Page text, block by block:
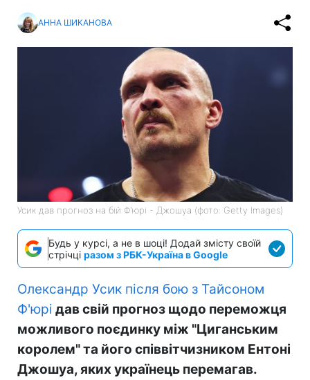
АННА ШИКАНОВА
Усик дав прогноз на бій Ф'юрі - Джошуа (фото: Getty Images)
Будь у курсі, а не в шоці! Додай змісту своїй
стрічці разом з РБК-Україна в Google
Олександр Усик після бою з Тайсоном
Ф'юрі дав свій прогноз щодо переможця
можливого поєдинку між "Циганським
королем" та його співвітчизником Ентоні
Джошуа, яких українець перемагав.